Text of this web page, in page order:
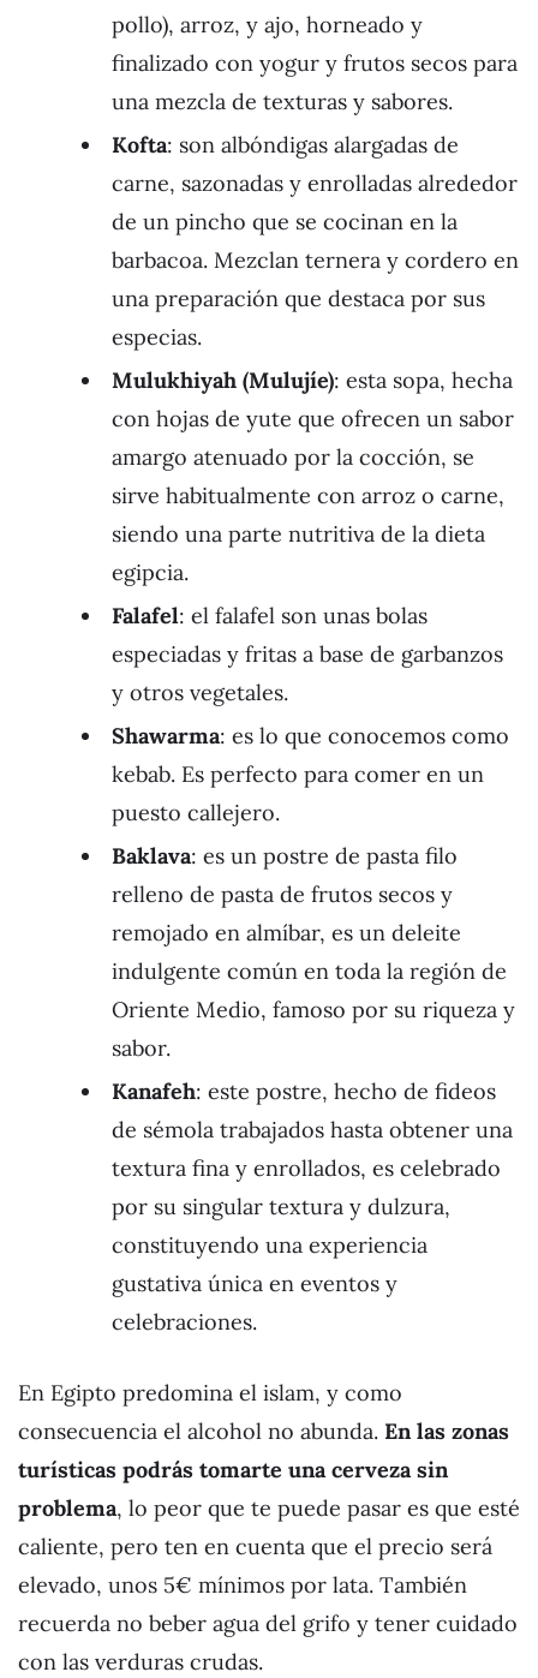
pollo), arroz, y ajo, horneado y
finalizado con yogur y frutos secos para
una mezcla de texturas y sabores.
Kofta: son albóndigas alargadas de
carne, sazonadas y enrolladas alrededor
de un pincho que se cocinan en la
barbacoa. Mezclan ternera y cordero en
una preparación que destaca por sus
especias.
Mulukhiyah (Mulujíe): esta sopa, hecha
con hojas de yute que ofrecen un sabor
amargo atenuado por la cocción, se
sirve habitualmente con arroz o carne,
siendo una parte nutritiva de la dieta
egipcia.
Falafel: el falafel son unas bolas
especiadas y fritas a base de garbanzos
y otros vegetales.
Shawarma: es lo que conocemos como
kebab. Es perfecto para comer en un
puesto callejero.
Baklava: es un postre de pasta filo
relleno de pasta de frutos secos y
remojado en almíbar, es un deleite
indulgente común en toda la región de
Oriente Medio, famoso por su riqueza y
sabor.
Kanafeh: este postre, hecho de fideos
de sémola trabajados hasta obtener una
textura fina y enrollados, es celebrado
por su singular textura y dulzura,
constituyendo una experiencia
gustativa única en eventos y
celebraciones.
En Egipto predomina el islam, y como
consecuencia el alcohol no abunda. En las zonas
turísticas podrás tomarte una cerveza sin
problema, lo peor que te puede pasar es que esté
caliente, pero ten en cuenta que el precio será
elevado, unos 5€ mínimos por lata. También
recuerda no beber agua del grifo y tener cuidado
con las verduras crudas.